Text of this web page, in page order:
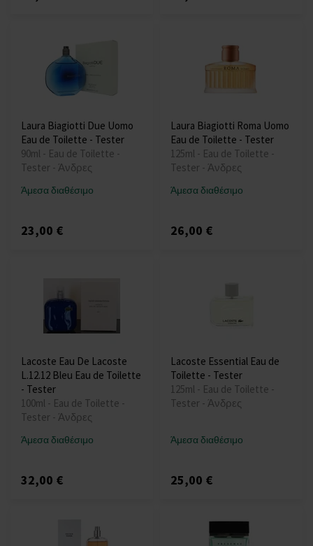
Laura Biagiotti Due Uomo
Eau de Toilette - Tester
90ml - Eau de Toilette -
Tester - Άνδρες
Άμεσα διαθέσιμο
23,00 €
Laura Biagiotti Roma Uomo
Eau de Toilette - Tester
125ml - Eau de Toilette -
Tester - Άνδρες
Άμεσα διαθέσιμο
26,00 €
Lacoste Eau De Lacoste
L.12.12 Bleu Eau de Toilette
- Tester
100ml - Eau de Toilette -
Tester - Άνδρες
Άμεσα διαθέσιμο
32,00 €
Lacoste Essential Eau de
Toilette - Tester
125ml - Eau de Toilette -
Tester - Άνδρες
Άμεσα διαθέσιμο
25,00 €